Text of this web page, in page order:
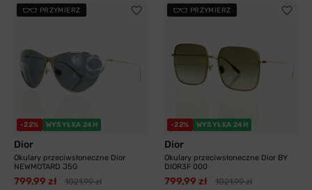
PRZYMIERZ
-22% WYSYŁKA 24H
Dior
Okulary przeciwsłoneczne Dior
NEWMOTARD J5G
799,99 zł 1021,99 zł
PRZYMIERZ
-22% WYSYŁKA 24H
Dior
Okulary przeciwsłoneczne Dior BY
DIOR3F 000
799,99 zł 1021,99 zł